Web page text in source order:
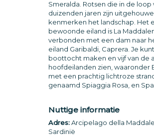
Smeralda. Rotsen die in de loop
duizenden jaren zijn
kenmerken het landschap. Het
bewoonde eiland is La
verbonden met een dam naar
eiland Garibaldi, Caprera. Je
boottocht maken en vijf van de
hoofdeilanden zien, waaronder
met een prachtig lichtroze
genaamd Spiaggia Rosa, en
Nuttige informatie
Adres:Arcipelago della
Sardinië